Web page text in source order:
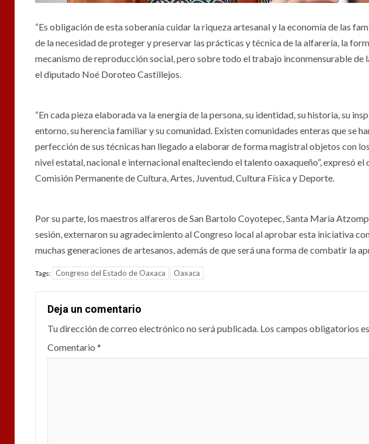
“Es obligación de esta soberanía cuidar la riqueza artesanal y la economía de las
de la necesidad de proteger y preservar las prácticas y técnica de la alfarería, la
mecanismo de reproducción social, pero sobre todo el trabajo inconmensurable de
el diputado Noé Doroteo Castillejos.
“En cada pieza elaborada va la energía de la persona, su identidad, su historia, su
entorno, su herencia familiar y su comunidad. Existen comunidades enteras que se
perfección de sus técnicas han llegado a elaborar de forma magistral objetos con
nivel estatal, nacional e internacional enalteciendo el talento oaxaqueño”, expresó
Comisión Permanente de Cultura, Artes, Juventud, Cultura Física y Deporte.
Por su parte, los maestros alfareros de San Bartolo Coyotepec, Santa María
sesión, externaron su agradecimiento al Congreso local al aprobar esta iniciativa
muchas generaciones de artesanos, además de que será una forma de combatir la
Tags: Congreso del Estado de Oaxaca Oaxaca
Deja un comentario
Tu dirección de correo electrónico no será publicada. Los campos obligatorios
Comentario *